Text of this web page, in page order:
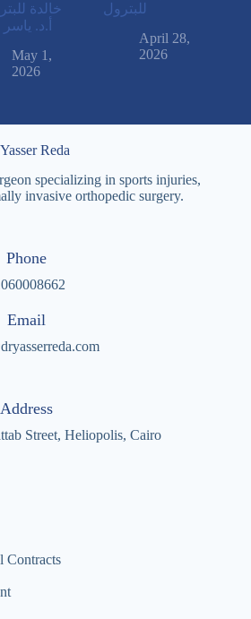
خالدة
أ.د.
May 1,
2026
للبترول
April 28,
2026
Reda
specializing in sports injuries,
invasive orthopedic surgery.
Phone
Email
Address
Street, Heliopolis, Cairo
Contracts